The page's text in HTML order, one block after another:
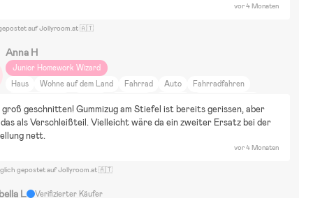
vor 4 Monaten
auf Jollyroom.at 🇦🇹
Anna H
Junior Homework Wizard
Haus
Wohne auf dem Land Fahrrad Auto
Fahrradfahren
Farbenfroh
DIY-Projekte Raus aufs Land
Tiere und Natur
Essen und Trinken
Spiele
groß geschnitten! Gummizug am Stiefel ist bereits gerissen, aber
als Verschleißteil. Vielleicht wäre da ein zweiter Ersatz bei der
nett.
vor 4 Monaten
gepostet auf Jollyroom.at 🇦🇹
L
Verifizierter Käufer